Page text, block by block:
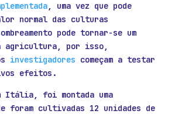
, uma vez que pode
normal das culturas
pode tornar-se um
agricultura, por isso,
investigadores começam a testar
efeitos.
Itália, foi montada uma
foram cultivadas 12 unidades de